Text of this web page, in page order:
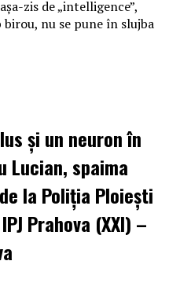
zis de „intelligence”,
nu se pune în slujba
și un neuron în
Lucian, spaima
la Poliția Ploiești
Prahova (XXI) –